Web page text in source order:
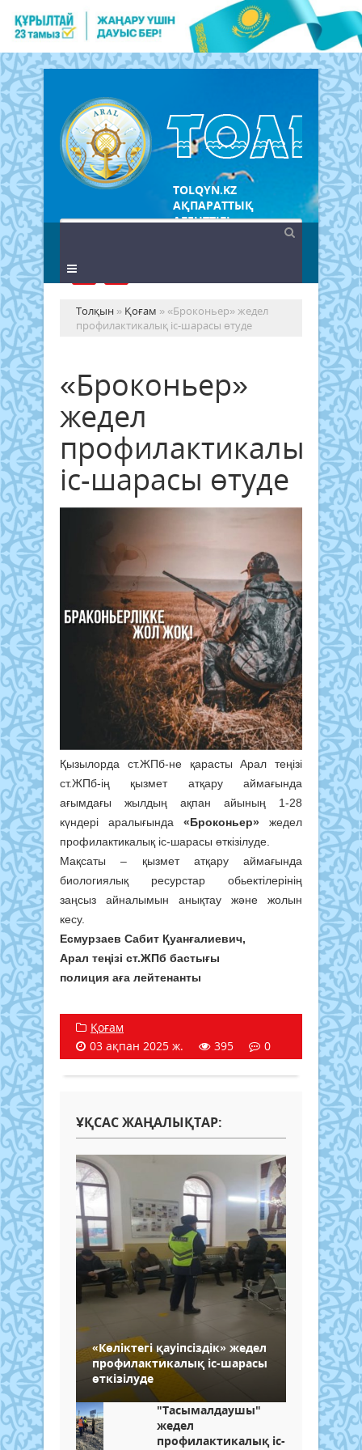
TOLQYN.KZ
АҚПАРАТТЫҚ
АГЕНТТІГІ
Толқын » Қоғам » «Броконьер» жедел
профилактикалық іс-шарасы өтуде
«Броконьер»
жедел
профилактикалық
іс-шарасы өтуде
Қызылорда ст.ЖПб-не қарасты Арал теңізі
ст.ЖПб-ің қызмет атқару аймағында
ағымдағы жылдың ақпан айының 1-28
күндері аралығында «Броконьер» жедел
профилактикалық іс-шарасы өткізілуде.
Мақсаты – қызмет атқару аймағында
биологиялық ресурстар обьектілерінің
заңсыз айналымын анықтау және жолын
кесу.
Есмурзаев Сабит Қуанғалиевич,
Арал теңізі ст.ЖПб бастығы
полиция аға лейтенанты
Қоғам
03 ақпан 2025 ж.
395 0
ҰҚСАС ЖАҢАЛЫҚТАР:
«Көліктегі қауіпсіздік» жедел
профилактикалық іс-шарасы
өткізілуде
"Тасымалдаушы"
жедел
профилактикалық іс-